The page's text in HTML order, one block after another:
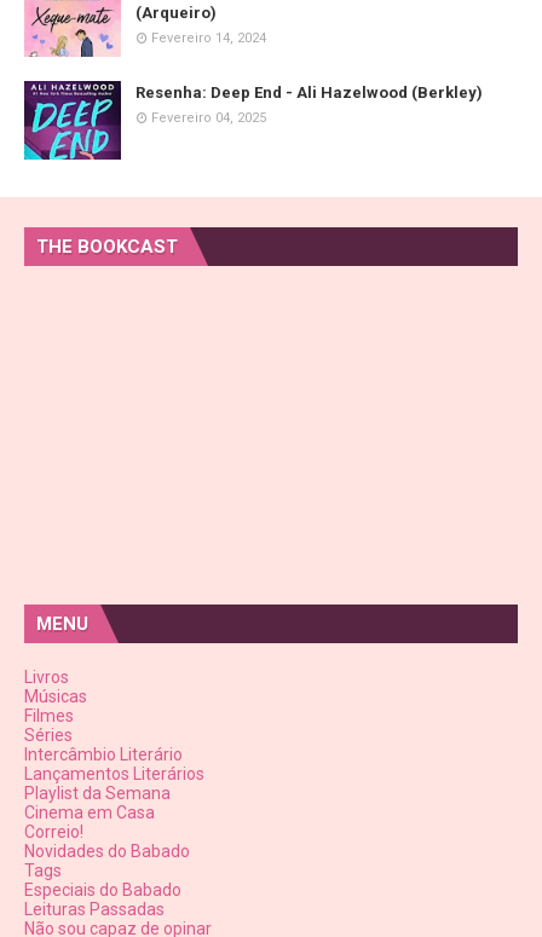
(Arqueiro)
Fevereiro 14, 2024
Resenha: Deep End - Ali Hazelwood (Berkley)
Fevereiro 04, 2025
THE BOOKCAST
MENU
Livros
Músicas
Filmes
Séries
Intercâmbio Literário
Lançamentos Literários
Playlist da Semana
Cinema em Casa
Correio!
Novidades do Babado
Tags
Especiais do Babado
Leituras Passadas
Não sou capaz de opinar